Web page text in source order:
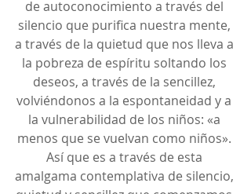
de autoconocimiento a través del
silencio que purifica nuestra mente,
a través de la quietud que nos lleva a
la pobreza de espíritu soltando los
deseos, a través de la sencillez,
volviéndonos a la espontaneidad y a
la vulnerabilidad de los niños: «a
menos que se vuelvan como niños».
Así que es a través de esta
amalgama contemplativa de silencio,